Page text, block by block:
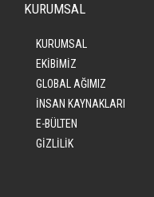
KURUMSAL
KURUMSAL
EKİBİMİZ
GLOBAL AĞIMIZ
İNSAN KAYNAKLARI
E-BÜLTEN
GİZLİLİK